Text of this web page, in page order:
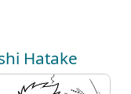
Hatake